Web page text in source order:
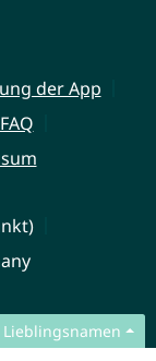
der App
FAQ